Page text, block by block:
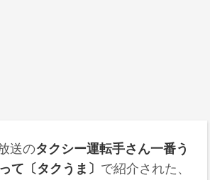
送のタクシー運転手さん一番う
て〔タクうま〕 で紹介された、